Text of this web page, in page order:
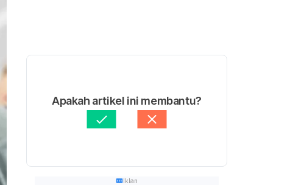
Apakah artikel ini membantu?
Iklan